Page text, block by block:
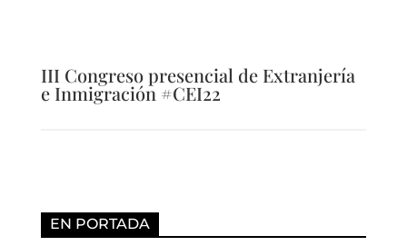
III Congreso presencial de Extranjería
e Inmigración #CEI22
EN PORTADA